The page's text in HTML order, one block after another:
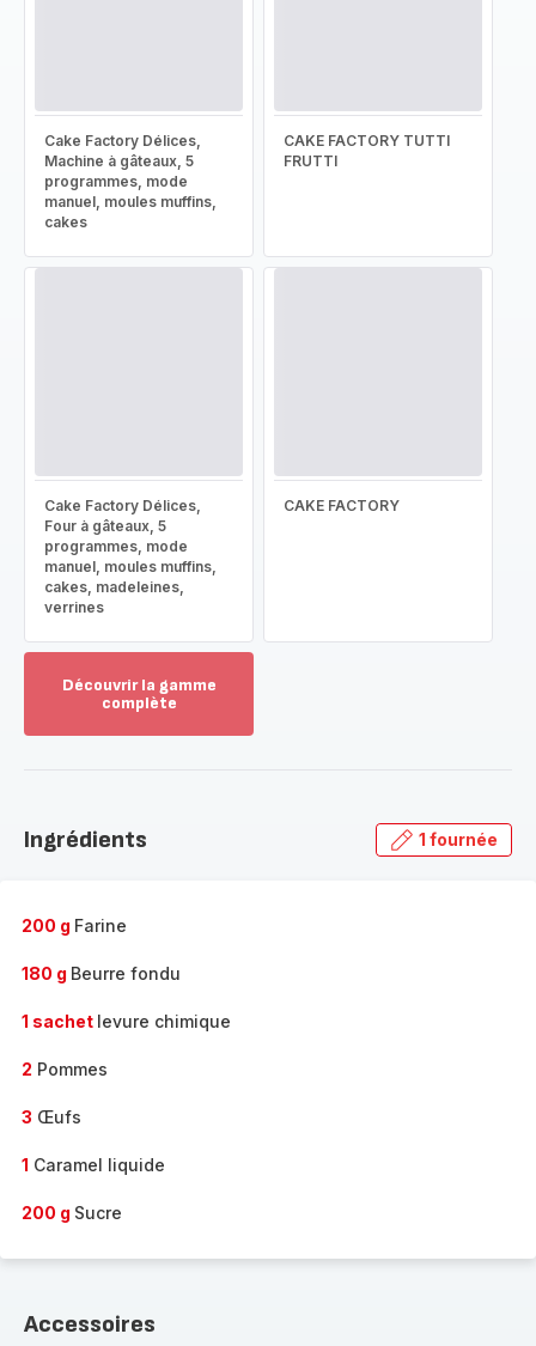
Cake Factory Délices,
Machine à gâteaux, 5
programmes, mode
manuel, moules muffins,
cakes
CAKE FACTORY TUTTI
FRUTTI
Cake Factory Délices,
Four à gâteaux, 5
programmes, mode
manuel, moules muffins,
cakes, madeleines,
verrines
CAKE FACTORY
Découvrir la gamme
complète
gamme
Ingrédients 1 fournée
200 g Farine
180 g Beurre fondu
1 sachet levure chimique
2 Pommes
3 Œufs
1 Caramel liquide
200 g Sucre
Accessoires